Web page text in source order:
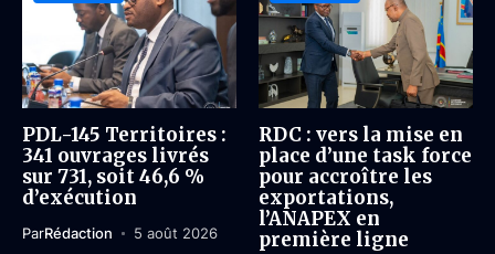
PDL-145 Territoires :
341 ouvrages livrés
sur 731, soit 46,6 %
d’exécution
ParRédaction 5 août 2026
RDC : vers la mise en
place d’une task force
pour accroître les
exportations,
l’ANAPEX en
première ligne